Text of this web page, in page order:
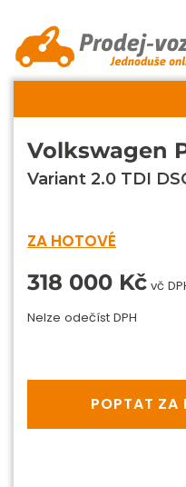
Volkswagen
Variant 2.0 TDI
ZA HOTOVÉ
318 000 Kč vč
Nelze odečíst DPH
POPTAT ZA